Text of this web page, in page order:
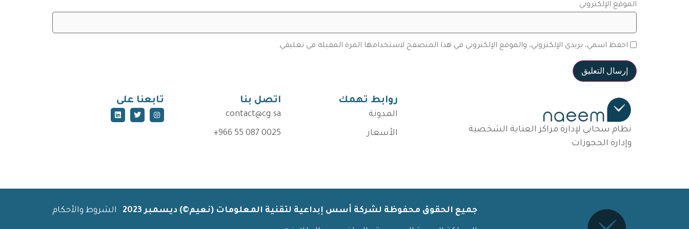
الموقع الإلكتروني
احفظ اسمي، بريدي الإلكتروني، والموقع الإلكتروني في هذا المتصفح لاستخدامها المرة المقبلة في تعليقي.
نظام سحابي لإدارة مراكز العناية الشخصية
وإدارة الحجوزات
روابط تهمك
المدونة
الأسعار
اتصل بنا
contact@cg.sa
+966 55 087 0025
تابعنا على
جميع الحقوق محفوظة لشركة أسس إبداعية لتقنية المعلومات (نعيم©) ديسمبر 2023 الشروط والأحكام